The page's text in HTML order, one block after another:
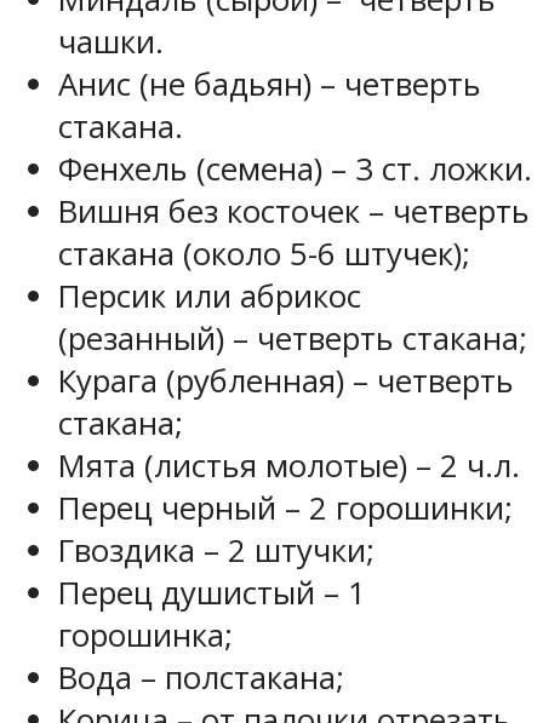
чашки.
Анис (не бадьян) – четверть
стакана.
Фенхель (семена) – 3 ст. ложки.
Вишня без косточек – четверть
стакана (около 5-6 штучек);
Персик или абрикос
(резанный) – четверть стакана;
Курага (рубленная) – четверть
стакана;
Мята (листья молотые) – 2 ч.л.
Перец черный – 2 горошинки;
Гвоздика – 2 штучки;
Перец душистый – 1
горошинка;
Вода – полстакана;